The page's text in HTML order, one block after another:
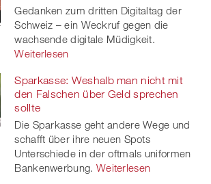
Gedanken zum dritten Digitaltag der
Schweiz – ein Weckruf gegen die
wachsende digitale Müdigkeit.
Weiterlesen
Sparkasse: Weshalb man nicht mit
den Falschen über Geld sprechen
sollte
Die Sparkasse geht andere Wege und
schafft über ihre neuen Spots
Unterschiede in der oftmals uniformen
Bankenwerbung. Weiterlesen